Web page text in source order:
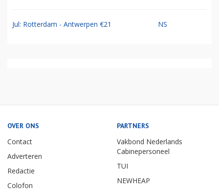
Jul: Rotterdam - Antwerpen €21 NS
OVER ONS
Contact
Adverteren
Redactie
Colofon
PARTNERS
Vakbond Nederlands
Cabinepersoneel
TUI
NEWHEAP